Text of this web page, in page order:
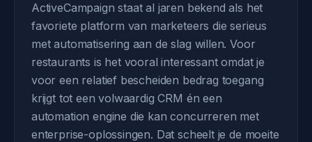
ActiveCampaign staat al jaren bekend als het
favoriete platform van marketeers die serieus
met automatisering aan de slag willen. Voor
restaurants is het vooral interessant omdat je
voor een relatief bescheiden bedrag toegang
krijgt tot een volwaardig CRM én een
automation engine die kan concurreren met
enterprise-oplossingen. Dat scheelt je de moeite